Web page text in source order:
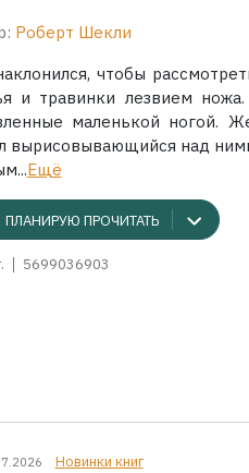
Роберт Шекли
чтобы
и травинки лезвием
маленькой ногой.
вырисовывающийся над
Ещё
ПЛАНИРУЮ ПРОЧИТАТЬ
5699036903
Новинки книг